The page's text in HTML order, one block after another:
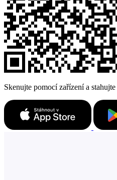
Skenujte pomocí zařízení a